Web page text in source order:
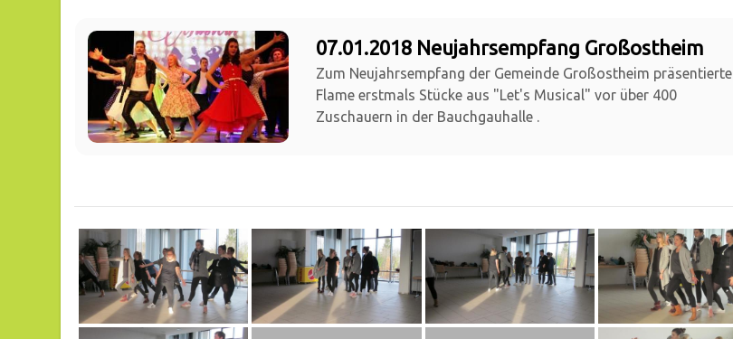
07.01.2018 Neujahrsempfang Großostheim
Zum Neujahrsempfang der Gemeinde Großostheim präsentierte
Flame erstmals Stücke aus "Let's Musical" vor über 400
Zuschauern in der Bauchgauhalle .